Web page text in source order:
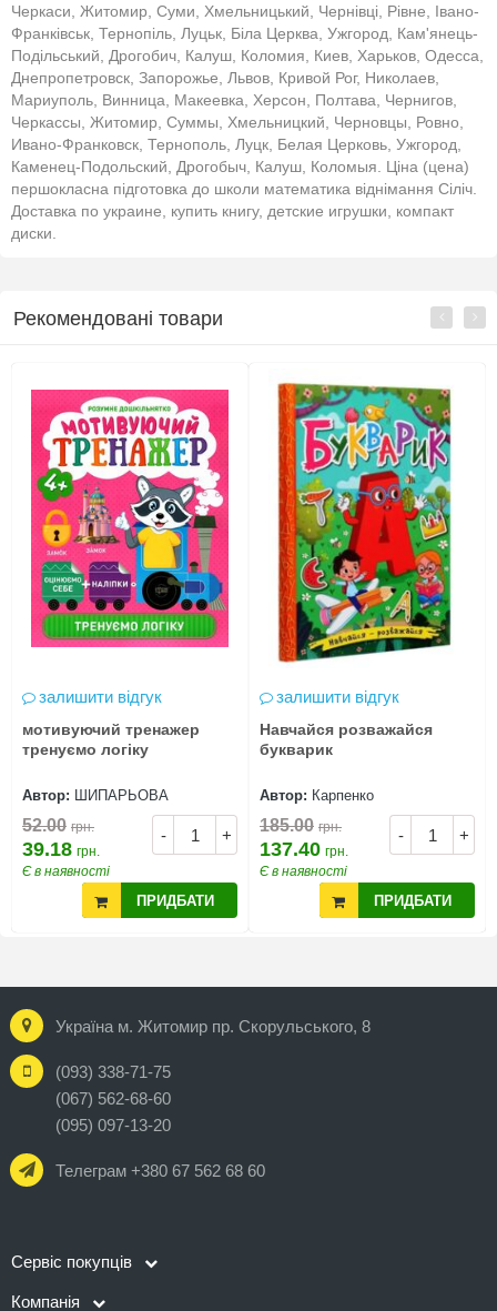
Черкаси, Житомир, Суми, Хмельницький, Чернівці, Рівне, Івано-
Франківськ, Тернопіль, Луцьк, Біла Церква, Ужгород, Кам'янець-
Подільський, Дрогобич, Калуш, Коломия, Киев, Харьков, Одесса,
Днепропетровск, Запорожье, Львов, Кривой Рог, Николаев,
Мариуполь, Винница, Макеевка, Херсон, Полтава, Чернигов,
Черкассы, Житомир, Суммы, Хмельницкий, Черновцы, Ровно,
Ивано-Франковск, Тернополь, Луцк, Белая Церковь, Ужгород,
Каменец-Подольский, Дрогобыч, Калуш, Коломыя. Ціна (цена)
першокласна підготовка до школи математика віднімання Сіліч.
Доставка по украине, купить книгу, детские игрушки, компакт
диски.
Рекомендовані товари
залишити відгук
мотивуючий тренажер
тренуємо логіку
Автор: ШИПАРЬОВА
- +
52.00 грн.
39.18 грн.
Є в наявності
ПРИДБАТИ
залишити відгук
Навчайся розважайся
букварик
Автор: Карпенко
- +
185.00 грн.
137.40 грн.
Є в наявності
ПРИДБАТИ
Україна м. Житомир пр. Скорульського, 8
(093) 338-71-75
(067) 562-68-60
(095) 097-13-20
Телеграм +380 67 562 68 60
Сервіс покупців
Компанія